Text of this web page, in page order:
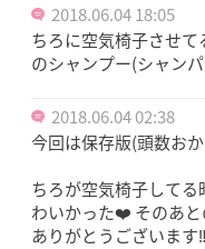
2018.06.04 18:05
ちろに空気椅子させ
のシャンプー(シャン
2018.06.04 02:38
今回は保存版(頭数お
ちろが空気椅子して
わいかった❤️ そのあ
ありがとうございま